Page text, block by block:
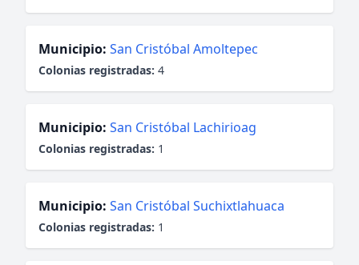
Municipio: San Cristóbal Amoltepec
Colonias registradas: 4
Municipio: San Cristóbal Lachirioag
Colonias registradas: 1
Municipio: San Cristóbal Suchixtlahuaca
Colonias registradas: 1